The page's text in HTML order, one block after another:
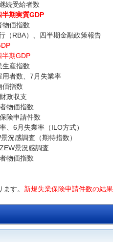
続受給者数
期実質GDP
物価指数
（RBA）、四半期金融政策報告
期GDP
生産指数
者数、7月失業率
価指数
政収支
物価指数
険申請件数
、6月失業率（ILO方式）
況感調査（期待指数）
景況感調査
物価指数
ます。 新規失業保険申請件数の結